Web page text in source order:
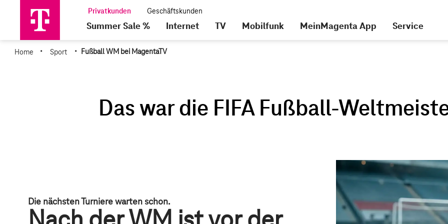
Summer Sale % Internet TV Mobilfunk MeinMagenta App Service
Home · Sport · Fußball WM bei MagentaTV
Die nächsten Turniere warten schon.